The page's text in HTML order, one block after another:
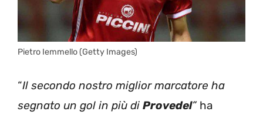
Pietro Iemmello (Getty Images)
“Il secondo nostro miglior marcatore ha
segnato un gol in più di Provedel” ha